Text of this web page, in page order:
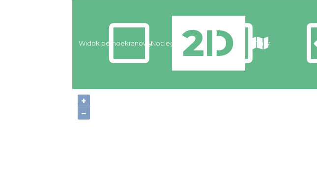
+
−
Widok pełnoekranowy:Noclegi Trasy